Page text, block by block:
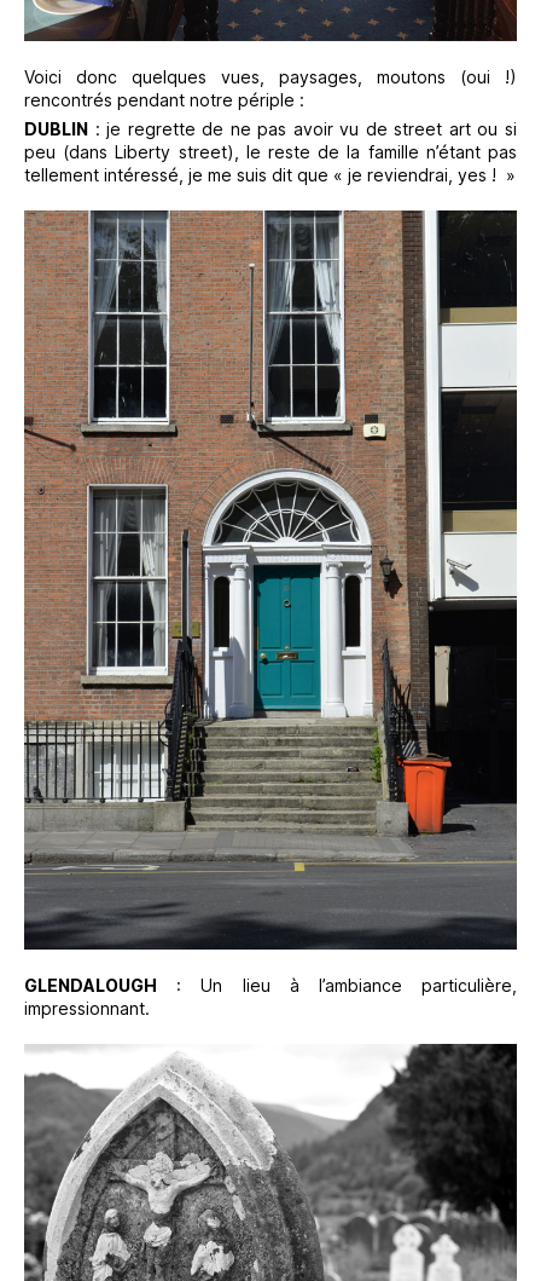
Voici donc quelques vues, paysages, moutons (oui !)
rencontrés pendant notre périple :
DUBLIN : je regrette de ne pas avoir vu de street art ou si
peu (dans Liberty street), le reste de la famille n’étant pas
tellement intéressé, je me suis dit que « je reviendrai, yes ! »
GLENDALOUGH : Un lieu à l’ambiance particulière,
impressionnant.